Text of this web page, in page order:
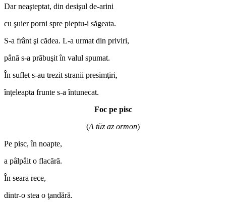
Dar neaşteptat, din desişul de-arini
cu şuier porni spre pieptu-i săgeata.
S-a frânt şi cădea. L-a urmat din priviri,
până s-a prăbuşit în valul spumat.
În suflet s-au trezit stranii presimţiri,
înţeleapta frunte s-a întunecat.
Foc pe pisc
(A tüz az ormon)
Pe pisc, în noapte,
a pâlpâit o flacără.
În seara rece,
dintr-o stea o ţandără.